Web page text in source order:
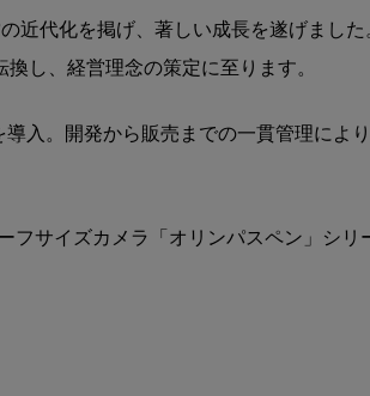
近代化を掲げ、著しい成長を遂げまし
し、経営理念の策定に至ります。
入。開発から販売までの一貫管理によ
サイズカメラ「オリンパスペン」シリ